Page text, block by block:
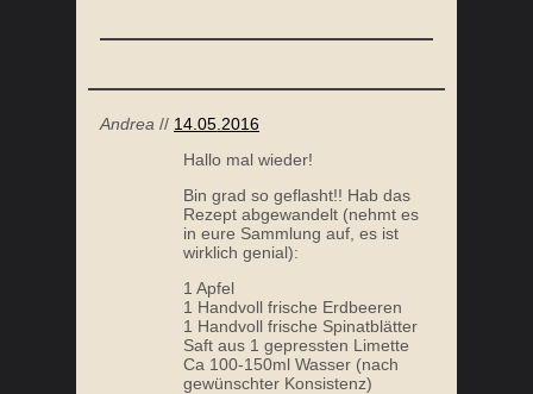
Andrea // 14.05.2016
Hallo mal wieder!
Bin grad so geflasht!! Hab das
Rezept abgewandelt (nehmt es
in eure Sammlung auf, es ist
wirklich genial):
1 Apfel
1 Handvoll frische Erdbeeren
1 Handvoll frische Spinatblätter
Saft aus 1 gepressten Limette
Ca 100-150ml Wasser (nach
gewünschter Konsistenz)